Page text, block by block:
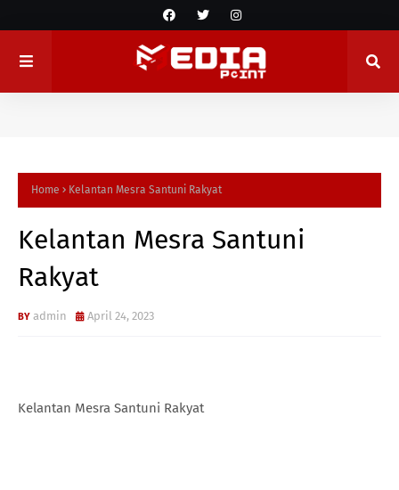
Home Kelantan Mesra Santuni Rakyat
Kelantan Mesra Santuni
Rakyat
admin April 24, 2023
Kelantan Mesra Santuni Rakyat